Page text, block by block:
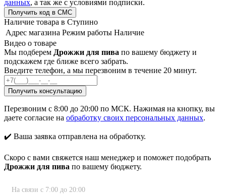
данных, а так же с условиями подписки.
Наличие товара в Ступино
Адрес магазина Режим работы Наличие
Видео о товаре
Мы подберем Дрожжи для пива по вашему бюджету и
подскажем где ближе всего забрать.
Введите телефон, а мы перезвоним в течение 20 минут.
Перезвоним с 8:00 до 20:00 по МСК. Нажимая на кнопку, вы
даете согласие на обработку своих персональных данных.
✔️ Ваша заявка отправлена на обработку.
Скоро с вами свяжется наш менеджер и поможет подобрать
Дрожжи для пива по вашему бюджету.
На связи с 7:00 до 20:00